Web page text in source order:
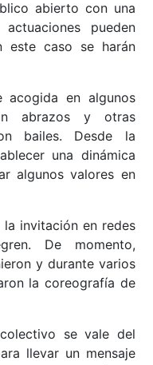
abierto con una
pueden
este caso se harán
acogida en algunos
abrazos y otras
bailes. Desde la
una dinámica
algunos valores en
invitación en redes
De momento,
y durante varios
la coreografía de
se vale del
llevar un mensaje